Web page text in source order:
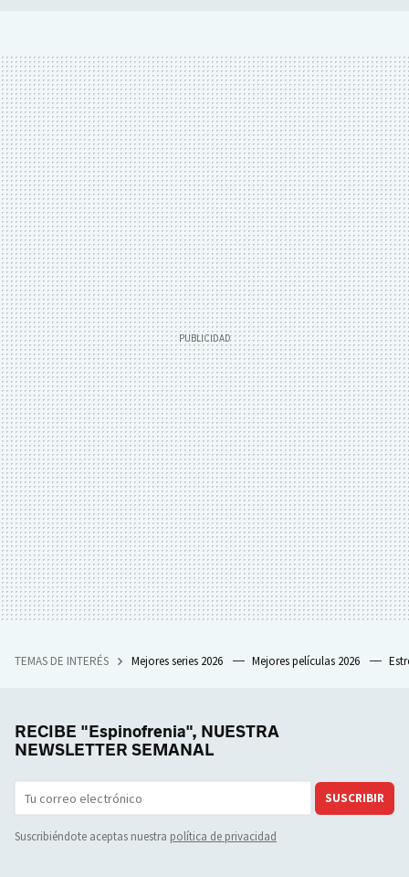
TEMAS DE INTERÉS Mejores series 2026 Mejores películas 2026
RECIBE "Espinofrenia", NUESTRA
NEWSLETTER SEMANAL
SUSCRIBIR
Suscribiéndote aceptas nuestra política de privacidad